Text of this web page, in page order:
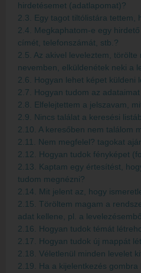
hirdetésemet (adatlapomat)?
2.3. Egy tagot tiltólistára tettem,
2.4. Megkaphatom-e egy
címét, telefonszámát, stb.?
2.5. Az akivel leveleztem,
nevemben, elküldenétek neki a
2.6. Hogyan lehet képet küldeni
2.7. Hogyan tudom az
2.8. Elfelejtettem a jelszavam,
2.9. Nincs találat a keresési
2.10. A keresőben nem találom
2.11. Nem megfelel? tagokat
2.12. Hogyan tudok fényképet
2.13. Kaptam egy értesítést,
tudom megnézni?
2.14. Mit jelent az, hogy
2.15. Töröltem magam a
adat kellene, pl. a
2.16. Hogyan tudok témát
2.17. Hogyan tudok új mappát
2.18. Véletlenül minden levelet
2.19. Ha a kijelentkezés